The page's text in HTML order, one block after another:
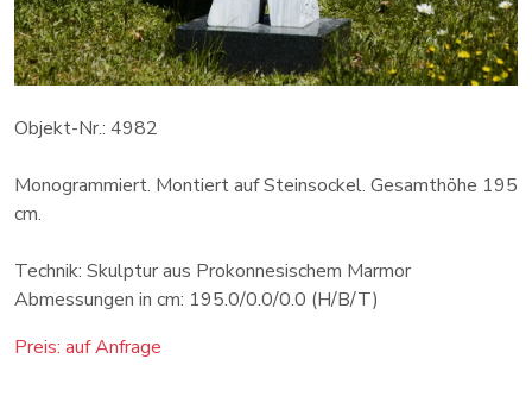
Objekt-Nr.: 4982
Monogrammiert. Montiert auf Steinsockel. Gesamthöhe 195
cm.
Technik: Skulptur aus Prokonnesischem Marmor
Abmessungen in cm: 195.0/0.0/0.0 (H/B/T)
Preis: auf Anfrage